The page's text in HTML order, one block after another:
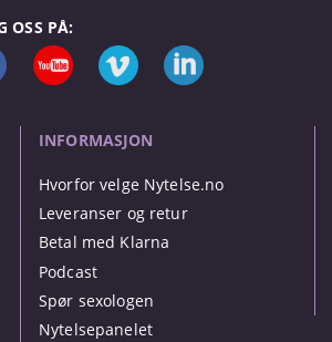
OSS PÅ:
INFORMASJON
Hvorfor velge Nytelse.no
Leveranser og retur
Betal med Klarna
Podcast
Spør sexologen
Nytelsepanelet